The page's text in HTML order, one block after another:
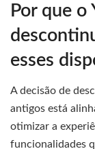
Por que o
esses
A decisão de
antigos está
otimizar a
funcionalidades